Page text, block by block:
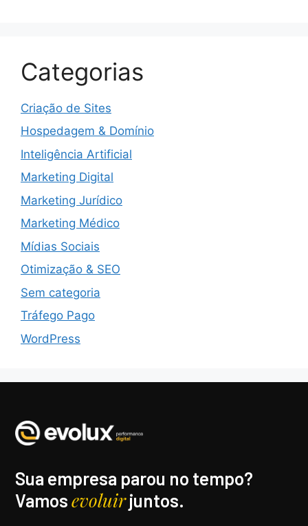
Categorias
Criação de Sites
Hospedagem & Domínio
Inteligência Artificial
Marketing Digital
Marketing Jurídico
Marketing Médico
Mídias Sociais
Otimização & SEO
Sem categoria
Tráfego Pago
WordPress
Sua empresa parou no tempo?
Vamosevoluirjuntos.